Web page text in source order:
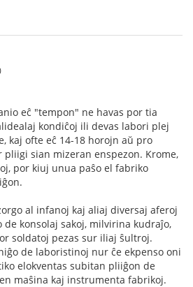
eĉ "tempon" ne havas por tia
kondiĉoj ili devas labori plej
kaj ofte eĉ 14-18 horojn aŭ pro
pliigi sian mizeran enspezon. Krome,
por kiuj unua paŝo el fabriko
al infanoj kaj aliaj diversaj aferoj
konsolaj sakoj, milvirina kudraĵo,
soldatoj pezas sur iliaj ŝultroj.
de laboristinoj nur ĉe ekpenso oni
elokventas subitan pliiĝon de
maŝina kaj instrumenta fabrikoj.